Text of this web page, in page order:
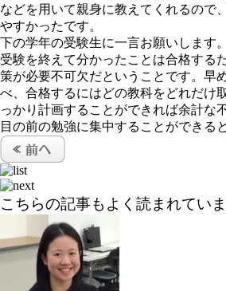
などを用いて親身に教えてくれるので
やすかったです。
下の学年の受験生に一言お願いします。
受験を終えて分かったことは合格する
策が必要不可欠だということです。早
べ、合格するにはどの教科をどれだけ
っかり計画することができれば余計な
目の前の勉強に集中することができる
こちらの記事もよく読まれてい